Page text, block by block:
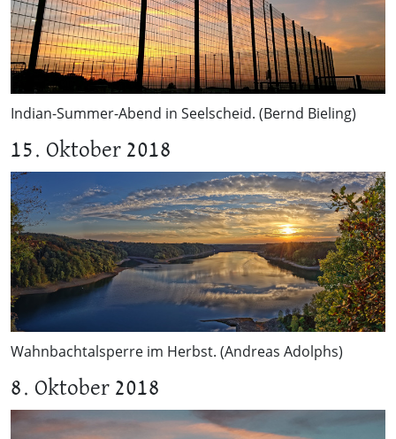
Indian-Summer-Abend in Seelscheid. (Bernd Bieling)
15. Oktober 2018
Wahnbachtalsperre im Herbst. (Andreas Adolphs)
8. Oktober 2018